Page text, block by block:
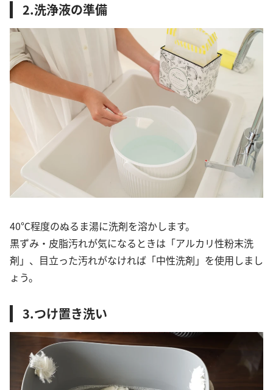
2.洗浄液の準備
40℃程度のぬるま湯に洗剤を溶かします。
黒ずみ・皮脂汚れが気になるときは「アルカリ性粉末洗
剤」、目立った汚れがなければ「中性洗剤」を使用しまし
ょう。
3.つけ置き洗い